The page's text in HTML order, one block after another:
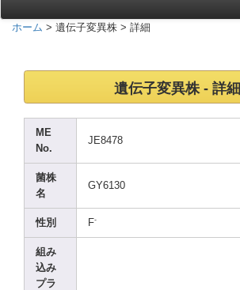
ホーム > 遺伝子変異株 > 詳細
遺伝子変異株 - 詳細
ME
No.
JE8478
菌株
名
GY6130
性別 F-
組み
込み
プラ